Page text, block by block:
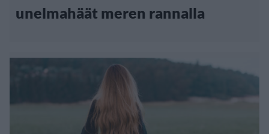
unelmahäät meren rannalla